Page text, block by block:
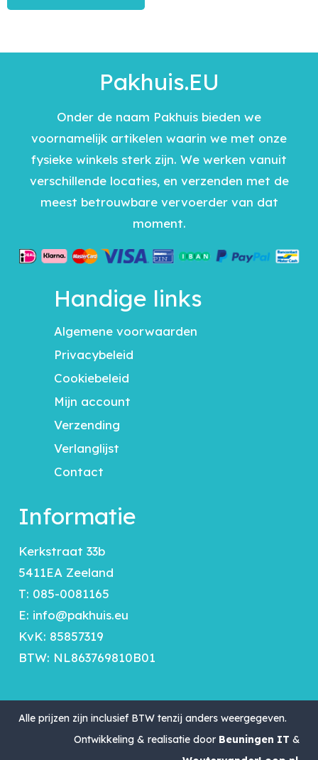
Pakhuis.EU
Onder de naam Pakhuis bieden we
voornamelijk artikelen waarin we met onze
fysieke winkels sterk zijn. We werken vanuit
verschillende locaties, en verzenden met de
meest betrouwbare vervoerder van dat
moment.
Handige links
Algemene voorwaarden
Privacybeleid
Cookiebeleid
Mijn account
Verzending
Verlanglijst
Contact
Informatie
Kerkstraat 33b
5411EA Zeeland
T: 085-0081165
E: info@pakhuis.eu
KvK: 85857319
BTW: NL863769810B01
Alle prijzen zijn inclusief BTW tenzij anders weergegeven.
Ontwikkeling & realisatie door Beuningen IT &